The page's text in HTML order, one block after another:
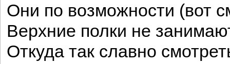
Они по возможности (вот
Верхние полки не
Откуда так славно